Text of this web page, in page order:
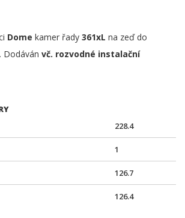
Dome kamer řady 361xL na zeď do
Dodáván vč. rozvodné instalační
228.4
1
126.7
126.4